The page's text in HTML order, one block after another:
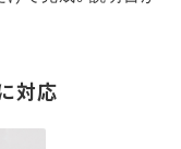
対応